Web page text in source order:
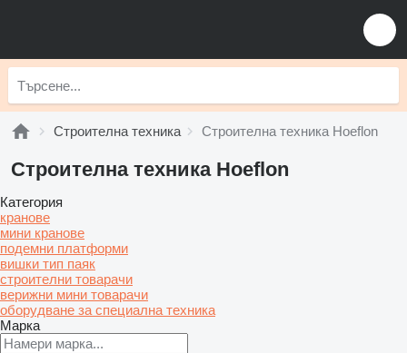
Строителна техника Строителна техника Hoeflon
Строителна техника Hoeflon
Категория
кранове
мини кранове
подемни платформи
вишки тип паяк
строителни товарачи
верижни мини товарачи
оборудване за специална техника
Марка